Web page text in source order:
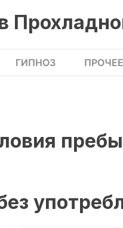
ГИПНОЗ ПРОЧЕЕ